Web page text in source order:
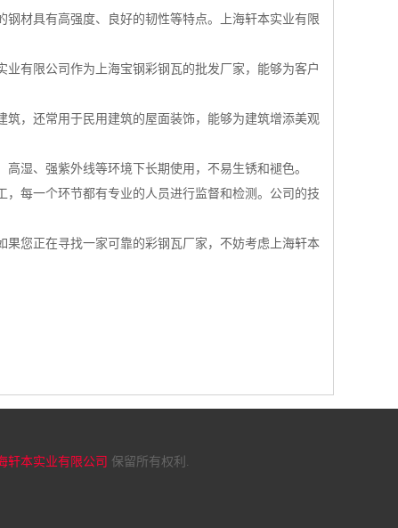
材具有高强度、良好的韧性等特点。上海轩本实业有限
有限公司作为上海宝钢彩钢瓦的批发厂家，能够为客户
，还常用于民用建筑的屋面装饰，能够为建筑增添美观
湿、强紫外线等环境下长期使用，不易生锈和褪色。
，每一个环节都有专业的人员进行监督和检测。公司的技
您正在寻找一家可靠的彩钢瓦厂家，不妨考虑上海轩本
轩本实业有限公司 保留所有权利.